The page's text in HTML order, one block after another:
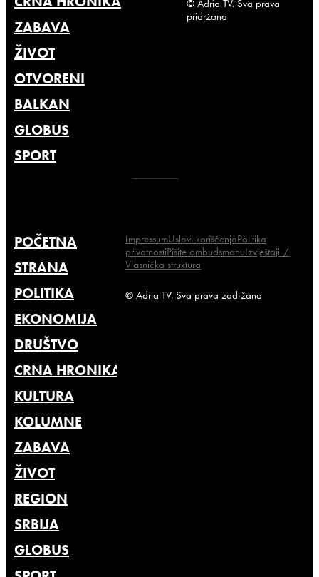
ZABAVA
ŽIVOT
OTVORENI
BALKAN
GLOBUS
SPORT
© Adria TV. Sva prava
pridržana
POČETNA
STRANA
POLITIKA
EKONOMIJA
DRUŠTVO
CRNA HRONIKA
KULTURA
KOLUMNE
ZABAVA
ŽIVOT
REGION
SRBIJA
GLOBUS
ImpressumUslovi korišćenjaPolitika
privatnostiPišite ombudsmanuIzvještaji /
Vlasnička struktura
© Adria TV. Sva prava zadržana